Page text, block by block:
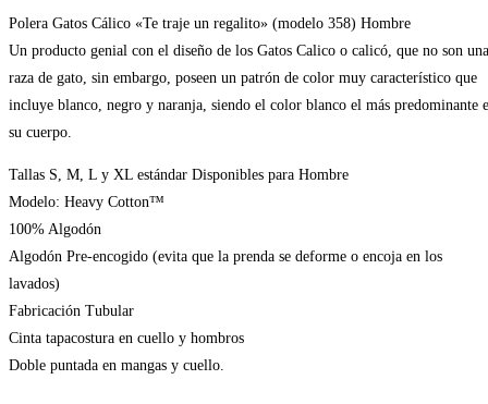
Polera Gatos Cálico «Te traje un regalito» (modelo 358) Hombre
Un producto genial con el diseño de los Gatos Calico o calicó, que no son una
raza de gato, sin embargo, poseen un patrón de color muy característico que
incluye blanco, negro y naranja, siendo el color blanco el más predominante
su cuerpo.
Tallas S, M, L y XL estándar Disponibles para Hombre
Modelo: Heavy Cotton™
100% Algodón
Algodón Pre-encogido (evita que la prenda se deforme o encoja en los
lavados)
Fabricación Tubular
Cinta tapacostura en cuello y hombros
Doble puntada en mangas y cuello.